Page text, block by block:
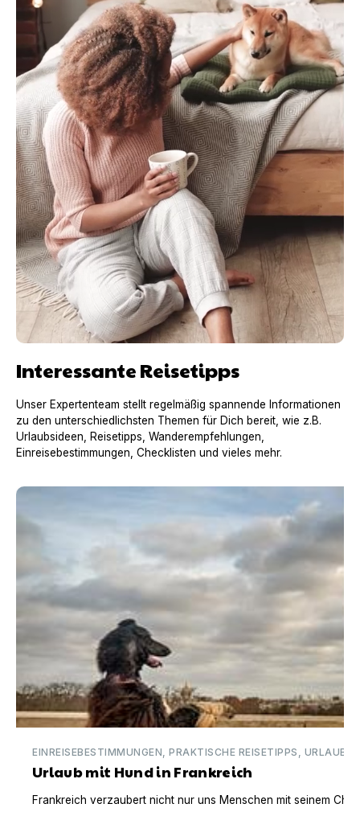
Interessante Reisetipps
Unser Expertenteam stellt regelmäßig spannende Informationen
zu den unterschiedlichsten Themen für Dich bereit, wie z.B.
Urlaubsideen, Reisetipps, Wanderempfehlungen,
Einreisebestimmungen, Checklisten und vieles mehr.
Urlaub mit Hund in Frankreich
EINREISEBESTIMMUNGEN, PRAKTISCHE REISETIPPS,
Urlaub mit Hund in Frankreich
Frankreich verzaubert nicht nur uns Menschen mit seinem